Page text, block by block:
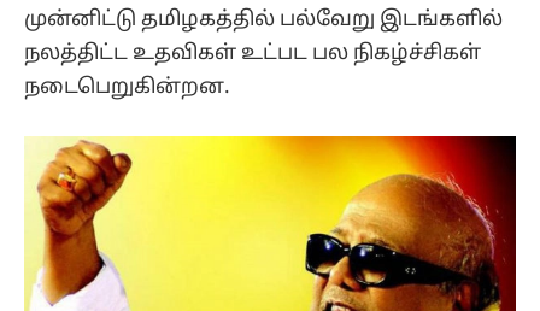
முன்னிட்டு தமிழகத்தில் பல்வேறு இடங்களில்
நலத்திட்ட உதவிகள் உட்பட பல நிகழ்ச்சிகள்
நடைபெறுகின்றன.